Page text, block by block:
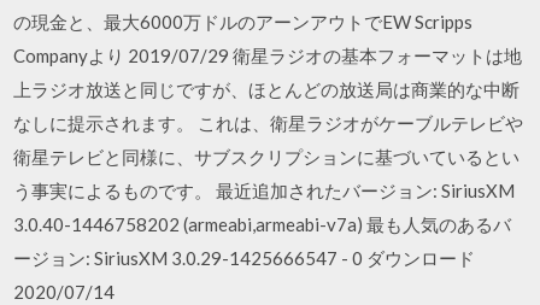
の現金と、最大6000万ドルのアーンアウトでEW Scripps
Companyより 2019/07/29 衛星ラジオの基本フォーマットは地
上ラジオ放送と同じですが、ほとんどの放送局は商業的な中断
なしに提示されます。 これは、衛星ラジオがケーブルテレビや
衛星テレビと同様に、サブスクリプションに基づいているとい
う事実によるものです。 最近追加されたバージョン: SiriusXM
3.0.40-1446758202 (armeabi,armeabi-v7a) 最も人気のあるバ
ージョン: SiriusXM 3.0.29-1425666547 - 0 ダウンロード
2020/07/14